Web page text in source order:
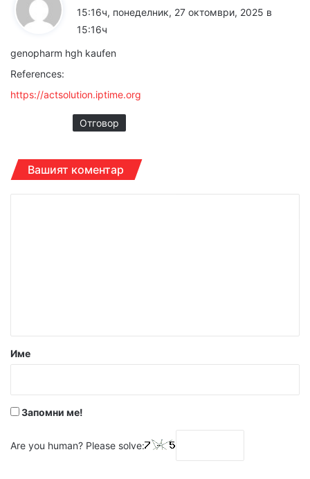
:
15:16ч, понеделник, 27 октомври, 2025 в
15:16ч
genopharm hgh kaufen
References:
https://actsolution.iptime.org
Отговор
Вашият коментар
р
Име
Запомни ме!
Are you human? Please solve: